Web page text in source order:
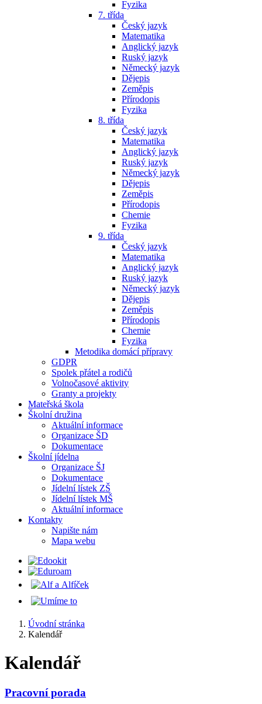
Fyzika
7. třída
Český jazyk
Matematika
Anglický jazyk
Ruský jazyk
Německý jazyk
Dějepis
Zeměpis
Přírodopis
Fyzika
8. třída
Český jazyk
Matematika
Anglický jazyk
Ruský jazyk
Německý jazyk
Dějepis
Zeměpis
Přírodopis
Chemie
Fyzika
9. třída
Český jazyk
Matematika
Anglický jazyk
Ruský jazyk
Německý jazyk
Dějepis
Zeměpis
Přírodopis
Chemie
Fyzika
Metodika domácí přípravy
GDPR
Spolek přátel a rodičů
Volnočasové aktivity
Granty a projekty
Mateřská škola
Školní družina
Aktuální informace
Organizace ŠD
Dokumentace
Školní jídelna
Organizace ŠJ
Dokumentace
Jídelní lístek ZŠ
Jídelní lístek MŠ
Aktuální informace
Kontakty
Napište nám
Mapa webu
Úvodní stránka
Kalendář
Kalendář
Pracovní porada